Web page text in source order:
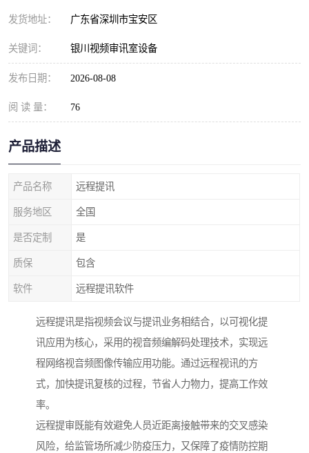
发货地址： 广东省深圳市宝安区
关键词： 银川视频审讯室设备
发布日期： 2026-08-08
阅 读 量： 76
产品描述
产品名称 远程提讯
服务地区 全国
是否定制 是
质保 包含
软件 远程提讯软件
远程提讯是指视频会议与提讯业务相结合，以可视化提
讯应用为核心，采用的视音频编解码处理技术，实现远
程网络视音频图像传输应用功能。通过远程视讯的方
式，加快提讯复核的过程，节省人力物力，提高工作效
率。
远程提审既能有效避免人员近距离接触带来的交叉感染
风险，给监管场所减少防疫压力，又保障了疫情防控期